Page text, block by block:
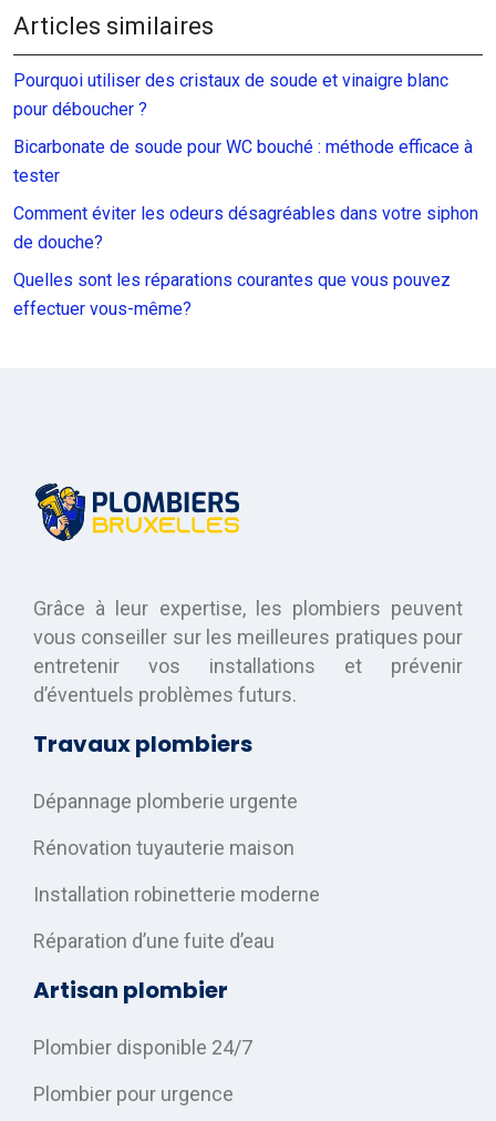
Articles similaires
Pourquoi utiliser des cristaux de soude et vinaigre blanc
pour déboucher ?
Bicarbonate de soude pour WC bouché : méthode efficace à
tester
Comment éviter les odeurs désagréables dans votre siphon
de douche?
Quelles sont les réparations courantes que vous pouvez
effectuer vous-même?
Grâce à leur expertise, les plombiers peuvent
vous conseiller sur les meilleures pratiques pour
entretenir vos installations et prévenir
d’éventuels problèmes futurs.
Travaux plombiers
Dépannage plomberie urgente
Rénovation tuyauterie maison
Installation robinetterie moderne
Réparation d’une fuite d’eau
Artisan plombier
Plombier disponible 24/7
Plombier pour urgence